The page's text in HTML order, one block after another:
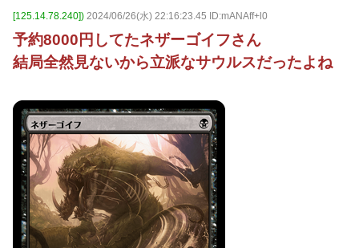
[125.14.78.240]) 2024/06/26(水) 22:16:23.45 ID:mANAff+l0
予約8000円してたネザーゴイフさん
結局全然見ないから立派なサウルスだったよね